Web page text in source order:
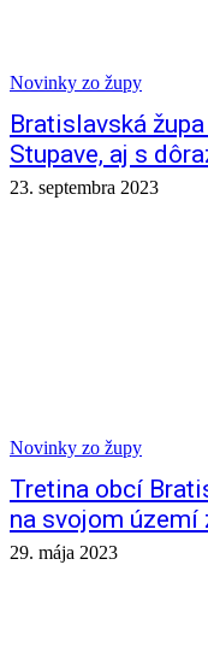
Novinky zo župy
Bratislavská
Stupave, aj s
23. septembra 2023
Novinky zo župy
Tretina obcí
na svojom území
29. mája 2023